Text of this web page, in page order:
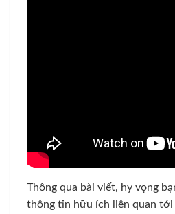
Thông qua bài viết, hy vọng
thông tin hữu ích liên quan tới